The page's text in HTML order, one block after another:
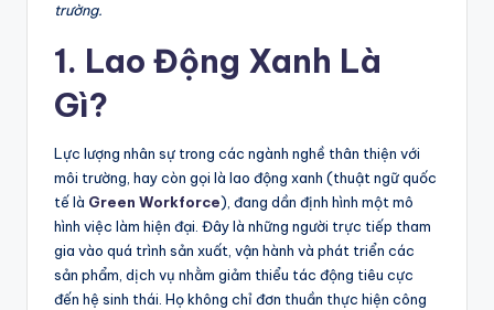
trường.
1. Lao Động Xanh Là
Gì?
Lực lượng nhân sự trong các ngành nghề thân thiện với
môi trường, hay còn gọi là lao động xanh (thuật ngữ quốc
tế là Green Workforce), đang dần định hình một mô
hình việc làm hiện đại. Đây là những người trực tiếp tham
gia vào quá trình sản xuất, vận hành và phát triển các
sản phẩm, dịch vụ nhằm giảm thiểu tác động tiêu cực
đến hệ sinh thái. Họ không chỉ đơn thuần thực hiện công